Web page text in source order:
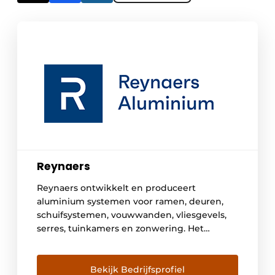
Reynaers
Reynaers ontwikkelt en produceert
aluminium systemen voor ramen, deuren,
schuifsystemen, vouwwanden, vliesgevels,
serres, tuinkamers en zonwering. Het
Reynaers heeft verkoopkantoren in 40
landen. Wereldwijd behoort het bedrijf tot
Bekijk Bedrijfsprofiel